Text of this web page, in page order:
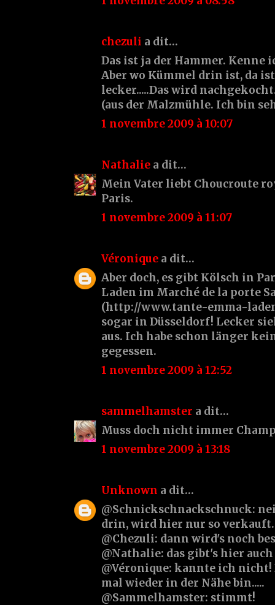
chezuli a dit…
Das ist ja der Hammer. Kenne
Aber wo Kümmel drin ist, da
lecker.....Das wird
(aus der Malzmühle. Ich bin
1 novembre 2009 à 10:07
Nathalie a dit…
Mein Vater liebt Choucroute
Paris.
1 novembre 2009 à 11:07
Véronique a dit…
Aber doch, es gibt Kölsch in
Laden im Marché de la porte
(http://www.tante-emma-
sogar in Düsseldorf! Lecker
aus. Ich habe schon länger
gegessen.
1 novembre 2009 à 12:52
sammelhamster a dit…
Muss doch nicht immer
1 novembre 2009 à 13:18
Unknown a dit…
@Schnickschnackschnuck:
drin, wird hier nur so verkauft.
@Chezuli: dann wird's noch
@Nathalie: das gibt's hier auch
@Véronique: kannte ich nicht!
mal wieder in der Nähe bin.....
@Sammelhamster: stimmt!